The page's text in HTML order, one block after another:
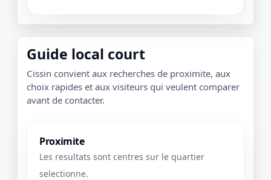
Guide local court
Cissin convient aux recherches de proximite, aux
choix rapides et aux visiteurs qui veulent comparer
avant de contacter.
Proximite
Les resultats sont centres sur le quartier
selectionne.